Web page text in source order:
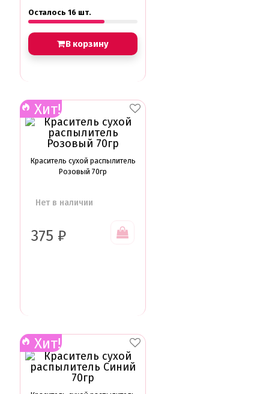
Осталось 16 шт.
В корзину
Хит!
Краситель сухой распылитель
Розовый 70гр
Нет в наличии
375 ₽
Хит!